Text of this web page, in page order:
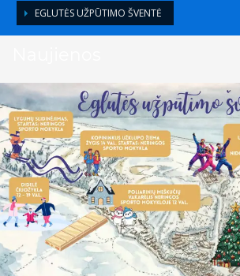
EGLUTĖS UŽPŪTIMO ŠVENTĖ